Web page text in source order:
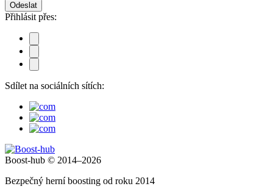
Odeslat
Přihlásit přes:
Sdílet na sociálních sítích:
Boost-hub © 2014–2026
Bezpečný herní boosting od roku 2014